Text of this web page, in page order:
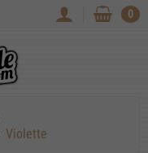
0
Violette